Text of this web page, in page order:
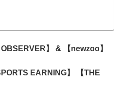
OBSERVER】 & 【newzoo】
EARNING】 【THE